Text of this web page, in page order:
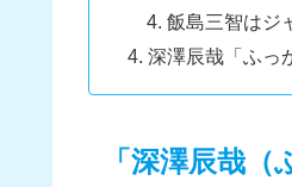
飯島三智はジ
深澤辰哉「ふっ
「深澤辰哉